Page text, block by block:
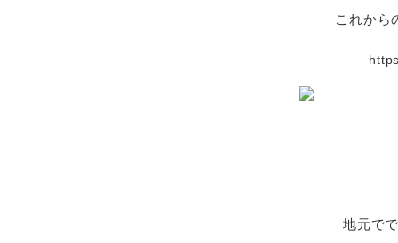
これから
地元で